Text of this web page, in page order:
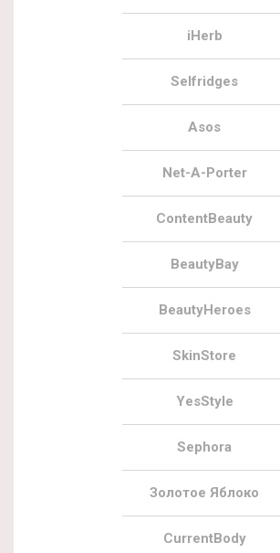
iHerb
Selfridges
Asos
Net-A-Porter
ContentBeauty
BeautyBay
BeautyHeroes
SkinStore
YesStyle
Sephora
Золотое Яблоко
CurrentBody